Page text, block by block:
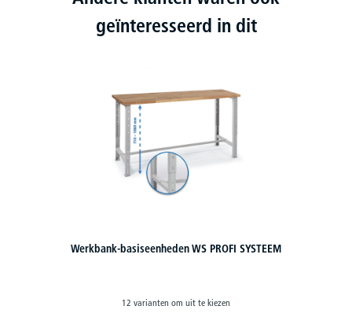
geïnteresseerd in dit
Systeem werkbanken met 3 lades, 1 open vak, 1 draaideur met
18 varianten om uit te kiezen